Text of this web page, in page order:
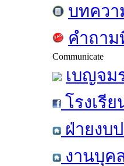
บทควา
คำถา
Communicate
เบญจม
โรงเรี
ฝ่ายงบ
งานบุค